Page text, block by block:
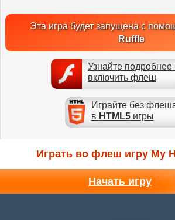
Эта игра будет запущена с
Ruffle
Узнайте подробнее
включить флеш
Играйте без
в HTML5игры
Играть во флеш игру My
Начать игру